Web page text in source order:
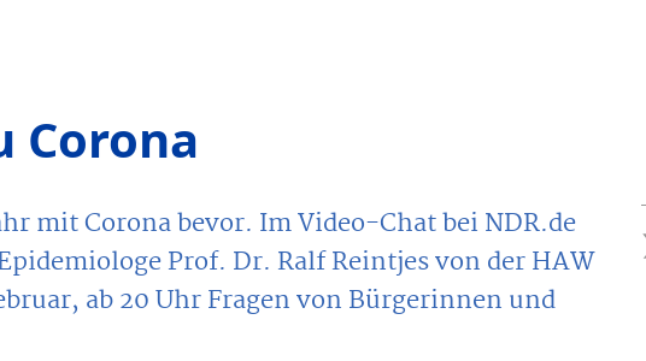
Corona
mit Corona bevor. Im Video-Chat bei NDR.de
Prof. Dr. Ralf Reintjes von der HAW
ab 20 Uhr Fragen von Bürgerinnen und